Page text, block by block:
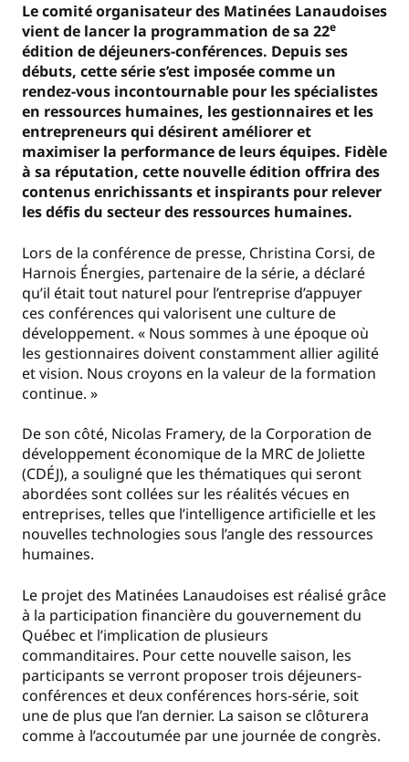
Le comité organisateur des Matinées Lanaudoises
vient de lancer la programmation de sa 22e
édition de déjeuners-conférences. Depuis ses
débuts, cette série s’est imposée comme un
rendez-vous incontournable pour les spécialistes
en ressources humaines, les gestionnaires et les
entrepreneurs qui désirent améliorer et
maximiser la performance de leurs équipes. Fidèle
à sa réputation, cette nouvelle édition offrira des
contenus enrichissants et inspirants pour relever
les défis du secteur des ressources humaines.
Lors de la conférence de presse, Christina Corsi, de
Harnois Énergies, partenaire de la série, a déclaré
qu’il était tout naturel pour l’entreprise d’appuyer
ces conférences qui valorisent une culture de
développement. « Nous sommes à une époque où
les gestionnaires doivent constamment allier agilité
et vision. Nous croyons en la valeur de la formation
continue. »
De son côté, Nicolas Framery, de la Corporation de
développement économique de la MRC de Joliette
(CDÉJ), a souligné que les thématiques qui seront
abordées sont collées sur les réalités vécues en
entreprises, telles que l’intelligence artificielle et les
nouvelles technologies sous l’angle des ressources
humaines.
Le projet des Matinées Lanaudoises est réalisé grâce
à la participation financière du gouvernement du
Québec et l’implication de plusieurs
commanditaires. Pour cette nouvelle saison, les
participants se verront proposer trois déjeuners-
conférences et deux conférences hors-série, soit
une de plus que l’an dernier. La saison se clôturera
comme à l’accoutumée par une journée de congrès.